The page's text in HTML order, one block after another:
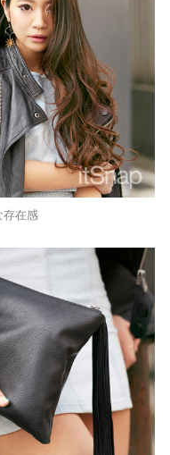
存在感